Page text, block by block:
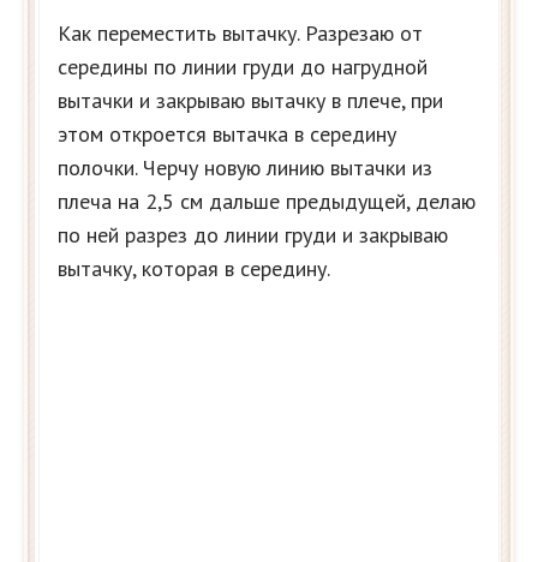
Как переместить вытачку. Разрезаю от
середины по линии груди до нагрудной
вытачки и закрываю вытачку в плече, при
этом откроется вытачка в середину
полочки. Черчу новую линию вытачки из
плеча на 2,5 см дальше предыдущей, делаю
по ней разрез до линии груди и закрываю
вытачку, которая в середину.